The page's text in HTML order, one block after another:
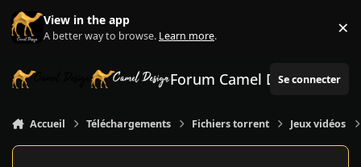
Aller au contenu
View in the app
A better way to browse. Learn more. ×
Forum Camel Design
Se connecter
Accueil Téléchargements Fichiers torrent Jeux vidéos